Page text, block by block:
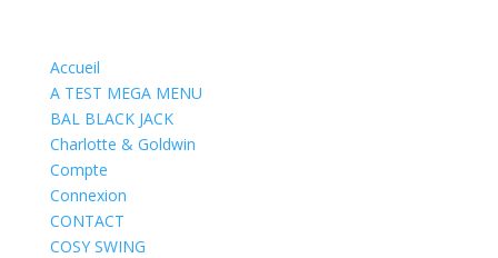
Accueil
A TEST MEGA MENU
BAL BLACK JACK
Charlotte & Goldwin
Compte
Connexion
CONTACT
COSY SWING